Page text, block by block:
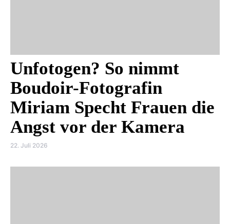
Unfotogen? So nimmt
Boudoir-Fotografin
Miriam Specht Frauen die
Angst vor der Kamera
22. Juli 2026